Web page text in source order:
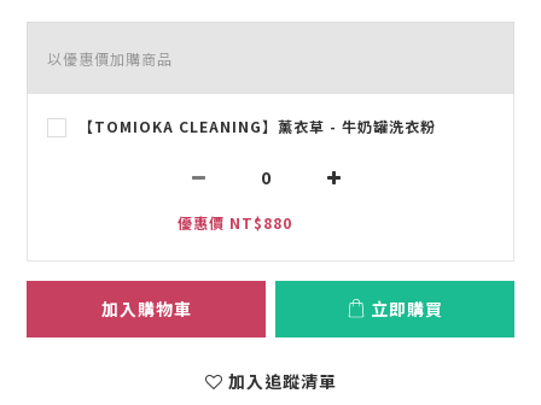
以優惠價加購商品
【TOMIOKA CLEANING】薰衣草 - 牛奶罐洗衣粉
優惠價 NT$880
加入購物車 立即購買
加入追蹤清單